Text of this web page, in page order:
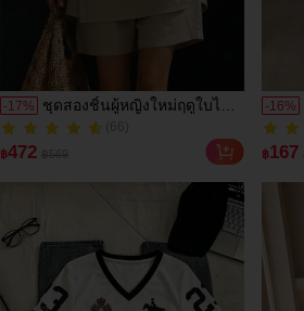
-17%
ชุดสองชิ้นผู้หญิงใหม่ฤดูใบไม้
ผลิ/ฤดูร้อน 2026 ตกแต่ง
กระดุม ประกอบด้วยเสื้อแขน
สั้นและกางเกงขายาวหลวม
฿472
-16%
฿167